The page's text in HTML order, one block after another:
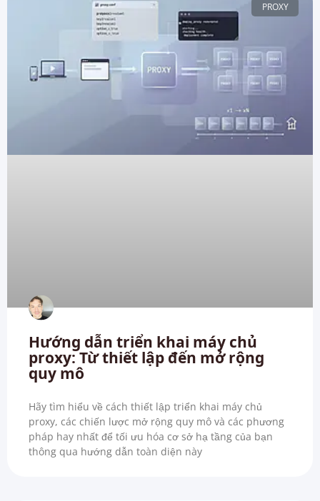
PROXY
Hướng dẫn triển khai máy chủ
proxy: Từ thiết lập đến mở rộng
quy mô
Hãy tìm hiểu về cách thiết lập triển khai máy chủ
proxy, các chiến lược mở rộng quy mô và các phương
pháp hay nhất để tối ưu hóa cơ sở hạ tầng của bạn
thông qua hướng dẫn toàn diện này